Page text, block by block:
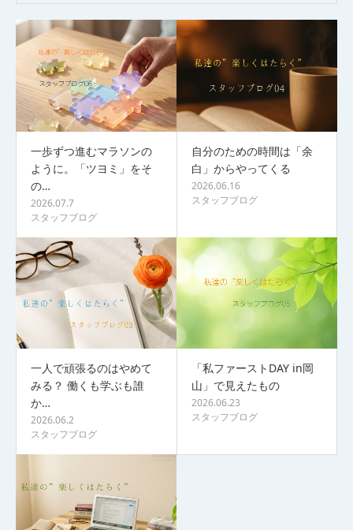
一歩ずつ進むマラソンの
ように。「ツヨミ」をそ
の…
2026.07.7
スタッフブログ
自分のための時間は「余
白」からやってくる
2026.06.16
スタッフブログ
一人で頑張るのはやめて
みる？ 働くも学ぶも誰
か…
2026.06.2
スタッフブログ
「私ファーストDAY in岡
山」で見えたもの
2026.06.23
スタッフブログ